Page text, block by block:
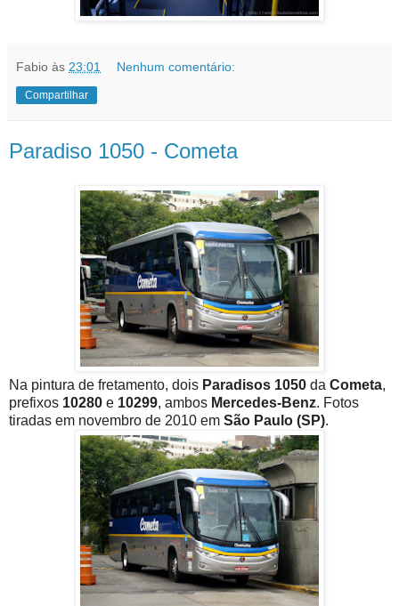
Fabio às 23:01 Nenhum comentário:
Compartilhar
Paradiso 1050 - Cometa
Na pintura de fretamento, dois Paradisos 1050 da Cometa,
prefixos 10280 e 10299, ambos Mercedes-Benz. Fotos
tiradas em novembro de 2010 em São Paulo (SP).